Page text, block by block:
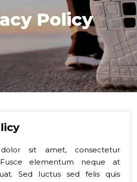
Policy
sit amet, consectetur
elementum neque at
Sed luctus sed felis quis